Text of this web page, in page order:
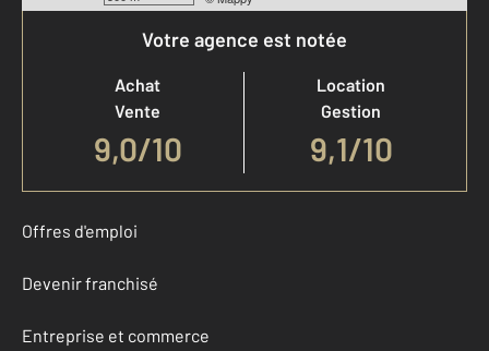
Votre agence est notée
Achat
Vente
9,0/10
Location
Gestion
9,1/10
Offres d'emploi
Devenir franchisé
Entreprise et commerce